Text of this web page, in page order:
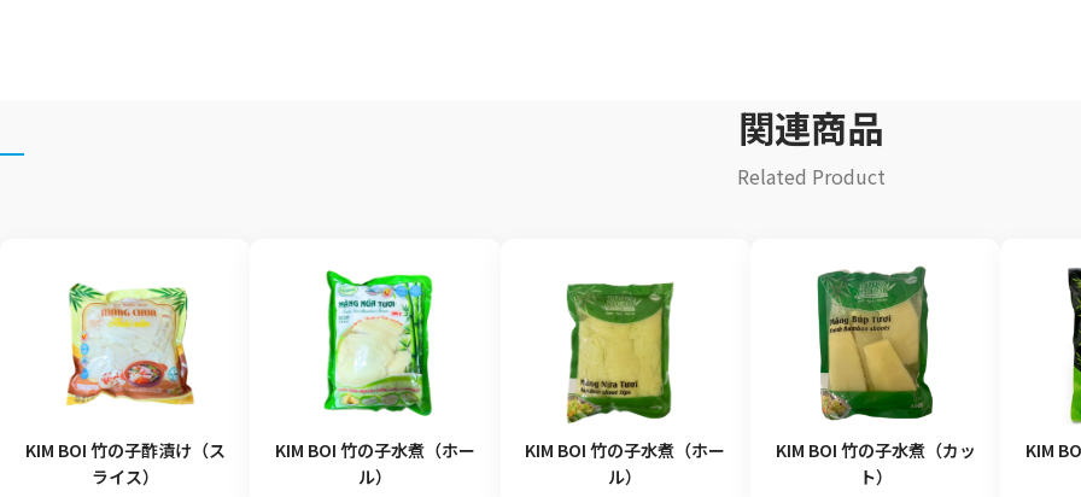
関連商品
Related Product
KIM BOI 竹の子酢漬け（ス
ライス）
KIM BOI 竹の子水煮（ホー
ル）
KIM BOI 竹の子水煮（ホー
ル）
KIM BOI 竹の子水煮（カッ
ト）
KIM